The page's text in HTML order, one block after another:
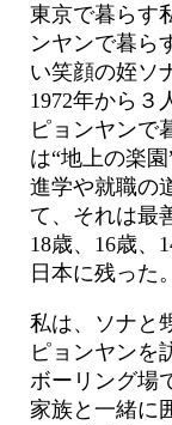
東京で暮らす
ンヤンで暮ら
い笑顔の姪ソ
1972年から３
ピョンヤンで
は“地上の楽
進学や就職の
て、それは最
18歳、16歳、
日本に残った。
私は、ソナと
ピョンヤンを
ボーリング場
家族と一緒に